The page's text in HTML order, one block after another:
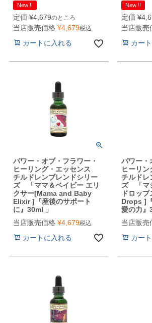
New !!
定価 ¥4,679のところ
当店販売価格 ¥4,679税込
カートに入れる
New !!
定価 ¥
当店販売
カー
パワー・オブ・フラワー・
ヒーリング・エッセンス
チルドレンブレンドシリー
ズ 「ママ＆ベイビー エリ
クサー[Mama and Baby
Elixir ]『産後のサポート
に』30ml 」
当店販売価格 ¥4,679税込
カートに入れる
パワー・
ヒーリ
チルドレ
ズ 「マ
ドロッ
Drops ]
愛の力』
当店販売
カー